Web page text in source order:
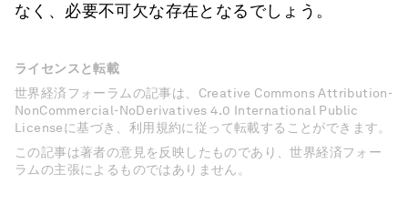
なく、必要不可欠な存在となるでしょう。
ライセンスと転載
世界経済フォーラムの記事は、Creative Commons Attribution-
NonCommercial-NoDerivatives 4.0 International Public
Licenseに基づき、利用規約に従って転載することができます。
この記事は著者の意見を反映したものであり、世界経済フォー
ラムの主張によるものではありません。